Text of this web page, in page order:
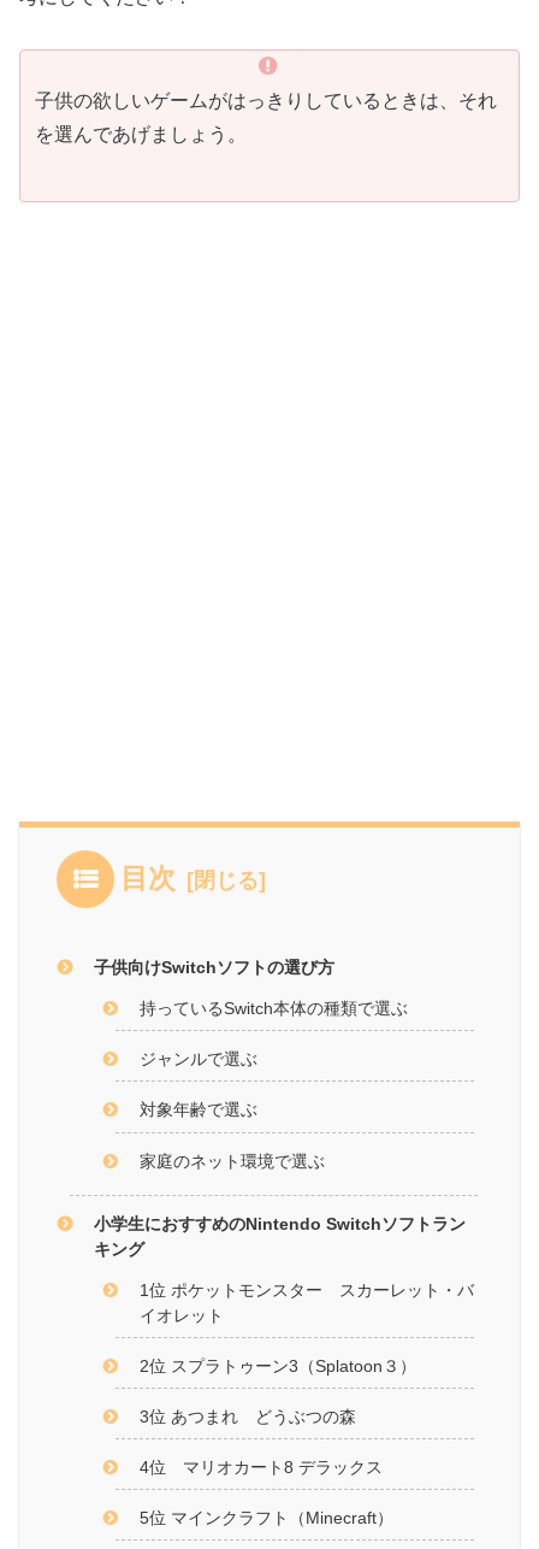
子供の欲しいゲームがはっきりしているときは、それ
を選んであげましょう。
目次
子供向けSwitchソフトの選び方
持っているSwitch本体の種類で選ぶ
ジャンルで選ぶ
対象年齢で選ぶ
家庭のネット環境で選ぶ
小学生におすすめのNintendo Switchソフトラン
キング
1位 ポケットモンスター スカーレット・バ
イオレット
2位 スプラトゥーン3（Splatoon３）
3位 あつまれ どうぶつの森
4位 マリオカート8 デラックス
5位 マインクラフト（Minecraft）